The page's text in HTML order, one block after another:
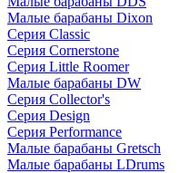
Малые барабаны Dixon
Серия Classic
Серия Cornerstone
Серия Little Roomer
Малые барабаны DW
Серия Collector's
Серия Design
Серия Performance
Малые барабаны Gretsch
Малые барабаны LDrums